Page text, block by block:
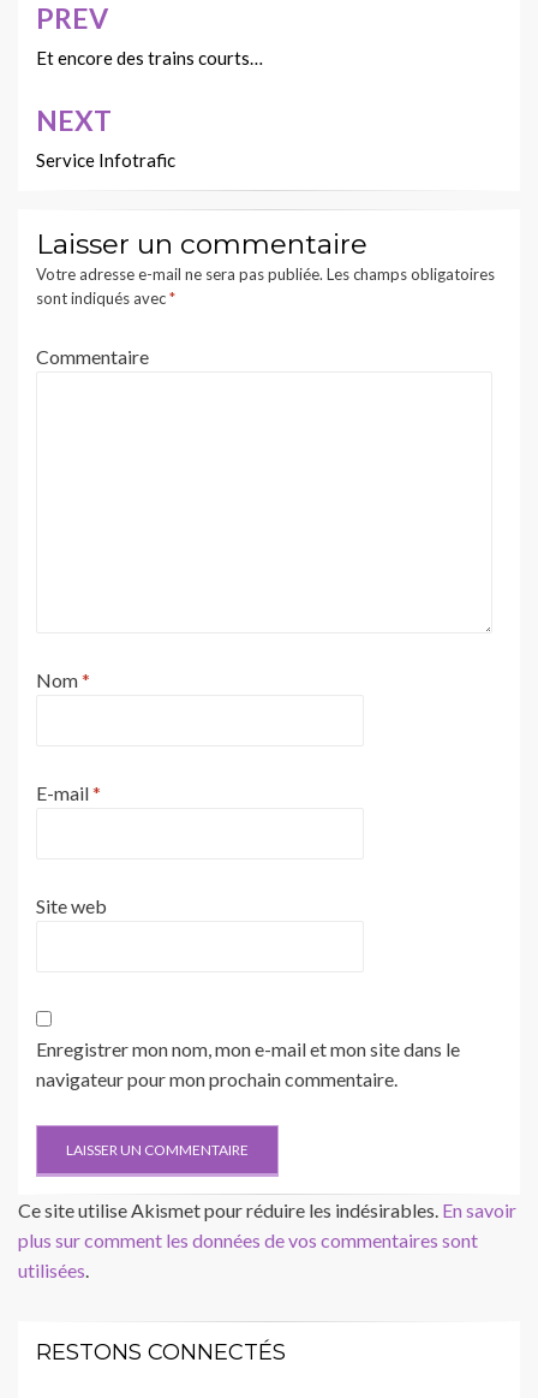
Navigation
de
l’article
PREV
Et encore des trains courts…
NEXT
Service Infotrafic
Laisser un commentaire
Votre adresse e-mail ne sera pas publiée. Les champs obligatoires
sont indiqués avec*
Commentaire
Nom*
E-mail*
Site web
Enregistrer mon nom, mon e-mail et mon site dans le
navigateur pour mon prochain commentaire.
Ce site utilise Akismet pour réduire les indésirables. En savoir
plus sur comment les données de vos commentaires sont
utilisées.
RESTONS CONNECTÉS